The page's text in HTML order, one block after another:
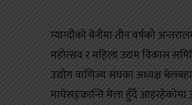
म्याग्दीको बेनीमा तीन वर्षको
महोत्सव र महिला उद्यम विकास
उद्योग वाणिज्य संघका अध्यक्ष
माघेसङ्क्रान्ति मेला हुँदै आइरहेकोमा